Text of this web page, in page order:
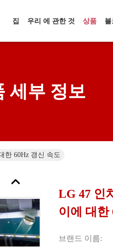
집 우리 에 관한 것 상품
세부 정보
한 60Hz 갱신 속도
LG 47 인
이에 대한
브랜드 이름: